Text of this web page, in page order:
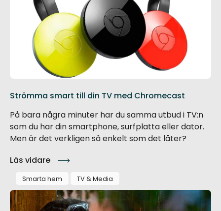
Strömma smart till din TV med Chromecast
På bara några minuter har du samma utbud i TV:n
som du har din smartphone, surfplatta eller dator.
Men är det verkligen så enkelt som det låter?
Läs vidare
Smarta hem TV & Media